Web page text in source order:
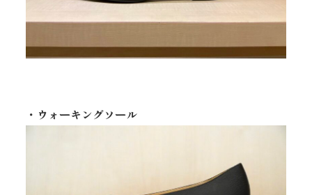
・ウォーキングソール